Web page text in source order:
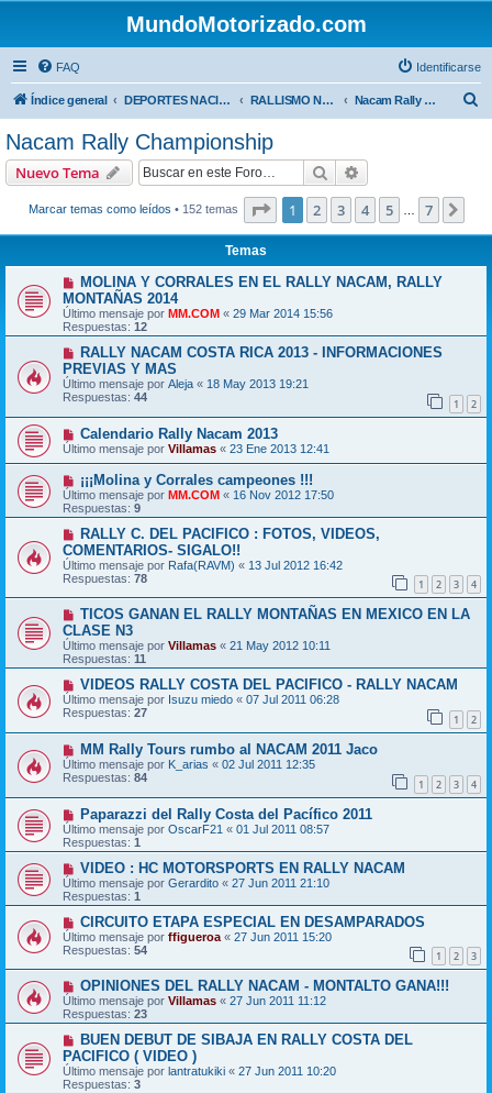
MundoMotorizado.com
FAQ Identificarse
Índice general DEPORTES NACIONALES RALLISMO NACIONAL Nacam Rally Championship
Nacam Rally Championship
Nuevo Tema Buscar
Marcar temas como leídos • 152 temas Página de
1 2 3 4 5 7
Temas
MOLINA Y CORRALES EN EL RALLY NACAM, RALLY
MONTAÑAS 2014
Último mensaje por MM.COM « 29 Mar 2014 15:56
Respuestas: 12
RALLY NACAM COSTA RICA 2013 - INFORMACIONES
PREVIAS Y MAS
Último mensaje por Aleja « 18 May 2013 19:21
Respuestas: 44 1 2
Calendario Rally Nacam 2013
Último mensaje por Villamas « 23 Ene 2013 12:41
¡¡¡Molina y Corrales campeones !!!
Último mensaje por MM.COM « 16 Nov 2012 17:50
Respuestas: 9
RALLY C. DEL PACIFICO : FOTOS, VIDEOS,
COMENTARIOS- SIGALO!!
Último mensaje por Rafa(RAVM) « 13 Jul 2012 16:42
Respuestas: 78 1 2 3 4
TICOS GANAN EL RALLY MONTAÑAS EN MEXICO EN LA
CLASE N3
Último mensaje por Villamas « 21 May 2012 10:11
Respuestas: 11
VIDEOS RALLY COSTA DEL PACIFICO - RALLY NACAM
Último mensaje por Isuzu miedo « 07 Jul 2011 06:28
Respuestas: 27 1 2
MM Rally Tours rumbo al NACAM 2011 Jaco
Último mensaje por K_arias « 02 Jul 2011 12:35
Respuestas: 84 1 2 3 4
Paparazzi del Rally Costa del Pacífico 2011
Último mensaje por OscarF21 « 01 Jul 2011 08:57
Respuestas: 1
VIDEO : HC MOTORSPORTS EN RALLY NACAM
Último mensaje por Gerardito « 27 Jun 2011 21:10
Respuestas: 1
CIRCUITO ETAPA ESPECIAL EN DESAMPARADOS
Último mensaje por ffigueroa « 27 Jun 2011 15:20
Respuestas: 54 1 2 3
OPINIONES DEL RALLY NACAM - MONTALTO GANA!!!
Último mensaje por Villamas « 27 Jun 2011 11:12
Respuestas: 23
BUEN DEBUT DE SIBAJA EN RALLY COSTA DEL
PACIFICO ( VIDEO )
Último mensaje por lantratukiki « 27 Jun 2011 10:20
Respuestas: 3